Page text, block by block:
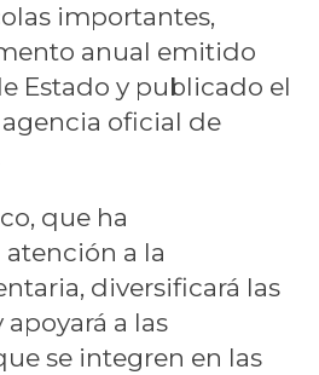
importantes,
anual emitido
Estado y publicado el
oficial de
que ha
a la
diversificará las
a las
se integren en las